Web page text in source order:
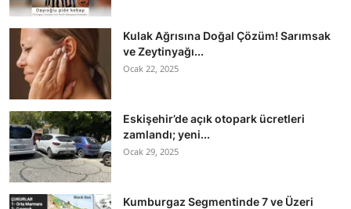
Kulak Ağrısına Doğal Çözüm! Sarımsak
ve Zeytinyağı...
Ocak 22, 2025
Eskişehir’de açık otopark ücretleri
zamlandı; yeni...
Ocak 29, 2025
Kumburgaz Segmentinde 7 ve Üzeri